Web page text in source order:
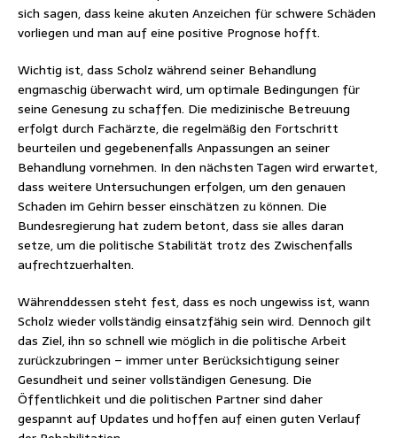
sich sagen, dass keine akuten Anzeichen für schwere Schäden
vorliegen und man auf eine positive Prognose hofft.
Wichtig ist, dass Scholz während seiner Behandlung
engmaschig überwacht wird, um optimale Bedingungen für
seine Genesung zu schaffen. Die medizinische Betreuung
erfolgt durch Fachärzte, die regelmäßig den Fortschritt
beurteilen und gegebenenfalls Anpassungen an seiner
Behandlung vornehmen. In den nächsten Tagen wird erwartet,
dass weitere Untersuchungen erfolgen, um den genauen
Schaden im Gehirn besser einschätzen zu können. Die
Bundesregierung hat zudem betont, dass sie alles daran
setze, um die politische Stabilität trotz des Zwischenfalls
aufrechtzuerhalten.
Währenddessen steht fest, dass es noch ungewiss ist, wann
Scholz wieder vollständig einsatzfähig sein wird. Dennoch gilt
das Ziel, ihn so schnell wie möglich in die politische Arbeit
zurückzubringen – immer unter Berücksichtigung seiner
Gesundheit und seiner vollständigen Genesung. Die
Öffentlichkeit und die politischen Partner sind daher
gespannt auf Updates und hoffen auf einen guten Verlauf